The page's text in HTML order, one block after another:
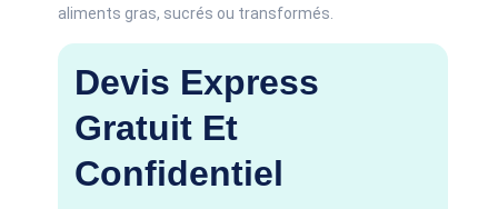
aliments gras, sucrés ou transformés.